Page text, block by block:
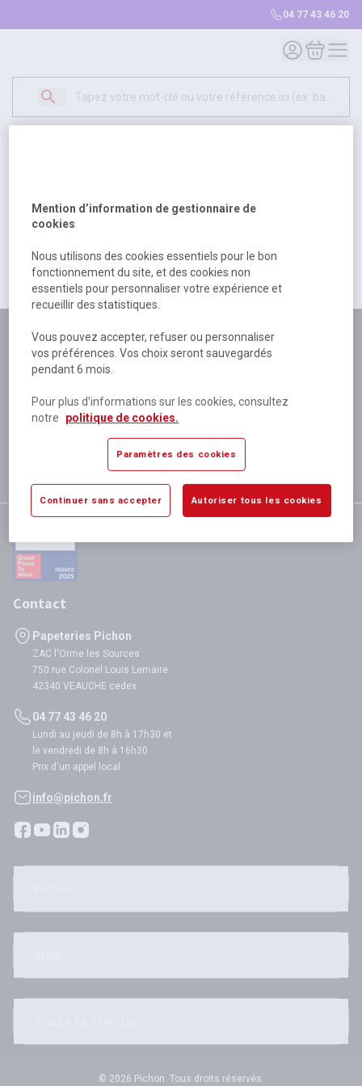
04 77 43 46 20
Mon compte
Mon
500
excuser pour la gêne occasionée.
Retour Retour à l'accueil
Plus de 180 personnes
à votre écoute
Plus de 80 000 références
disponibles
Expédition le jour même
si validation avant 12h
satisfaction totale
Contact
Papeteries Pichon
ZAC l'Orme les Sources
750 rue Colonel Louis Lemaire
42340 VEAUCHE cedex
04 77 43 46 20
Lundi au jeudi de 8h à 17h30 et
le vendredi de 8h à 16h30
Prix d'un appel local
info@pichon.fr
© 2026 Pichon. Tous droits réservés.
Mention d’information de gestionnaire de
cookies
Nous utilisons des cookies essentiels pour le bon
fonctionnement du site, et des cookies non
essentiels pour personnaliser votre expérience et
recueillir des statistiques.
Vous pouvez accepter, refuser ou personnaliser
vos préférences. Vos choix seront sauvegardés
pendant 6 mois.
Pour plus d’informations sur les cookies, consultez
notre
politique de cookies.
Paramètres des cookies
Continuer sans accepter Autoriser tous les cookies